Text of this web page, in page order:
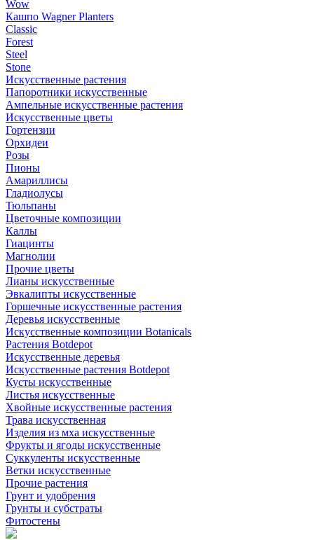
Wow
Кашпо Wagner Planters
Classic
Forest
Steel
Stone
Искусственные растения
Папоротники искусственные
Ампельные искусственные растения
Искусственные цветы
Гортензии
Орхидеи
Розы
Пионы
Амариллисы
Гладиолусы
Тюльпаны
Цветочные композиции
Каллы
Гиацинты
Магнолии
Прочие цветы
Лианы искусственные
Эвкалипты искусственные
Горшечные искусственные растения
Деревья искусственные
Искусственные композиции Botanicals
Растения Botdepot
Искусственные деревья
Искусственные растения Botdepot
Кусты искусственные
Листья искусственные
Хвойные искусственные растения
Трава искусственная
Изделия из мха искусственные
Фрукты и ягоды искусственные
Суккуленты искусственные
Ветки искусственные
Прочие растения
Грунт и удобрения
Грунты и субстраты
Фитостены